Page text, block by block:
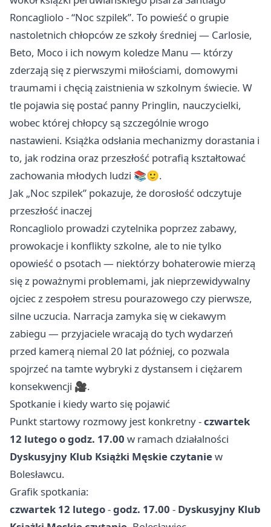
Roncagliolo - “Noc szpilek”. To powieść o grupie
nastoletnich chłopców ze szkoły średniej — Carlosie,
Beto, Moco i ich nowym koledze Manu — którzy
zderzają się z pierwszymi miłościami, domowymi
traumami i chęcią zaistnienia w szkolnym świecie. W
tle pojawia się postać panny Pringlin, nauczycielki,
wobec której chłopcy są szczególnie wrogo
nastawieni. Książka odsłania mechanizmy dorastania i
to, jak rodzina oraz przeszłość potrafią kształtować
zachowania młodych ludzi 📚🙂.
Jak „Noc szpilek” pokazuje, że dorosłość odczytuje
przeszłość inaczej
Roncagliolo prowadzi czytelnika poprzez zabawy,
prowokacje i konflikty szkolne, ale to nie tylko
opowieść o psotach — niektórzy bohaterowie mierzą
się z poważnymi problemami, jak nieprzewidywalny
ojciec z zespołem stresu pourazowego czy pierwsze,
silne uczucia. Narracja zamyka się w ciekawym
zabiegu — przyjaciele wracają do tych wydarzeń
przed kamerą niemal 20 lat później, co pozwala
spojrzeć na tamte wybryki z dystansem i ciężarem
konsekwencji 🎥.
Spotkanie i kiedy warto się pojawić
Punkt startowy rozmowy jest konkretny -czwartek
12 lutego o godz. 17.00 w ramach działalności
Dyskusyjny Klub Książki Męskie czytaniew
Bolesławcu.
Grafik spotkania:
czwartek 12 lutego-godz. 17.00 - Dyskusyjny Klub